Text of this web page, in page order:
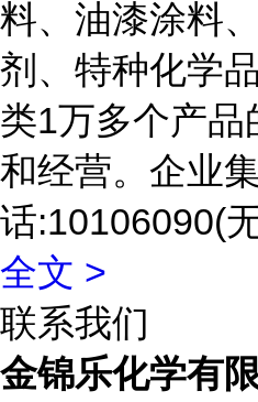
料、油漆涂料
剂、特种化学
类1万多个产品
和经营。企业
话:10106090(
全文 >
联系我们
金锦乐化学有